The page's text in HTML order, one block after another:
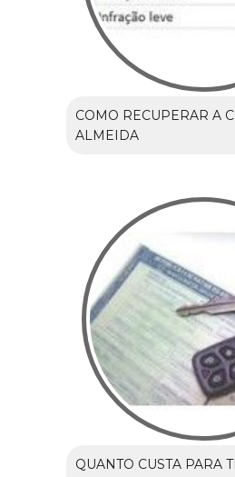
COMO RECUPERAR A
ALMEIDA
QUANTO CUSTA PARA